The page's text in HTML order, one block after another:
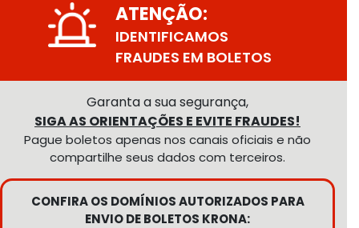
ATENÇÃO:
IDENTIFICAMOS
FRAUDES EM BOLETOS
Garanta a sua segurança,
SIGA AS ORIENTAÇÕES E EVITE FRAUDES!
Pague boletos apenas nos canais oficiais e não
compartilhe seus dados com terceiros.
CONFIRA OS DOMÍNIOS AUTORIZADOS PARA
ENVIO DE BOLETOS KRONA: